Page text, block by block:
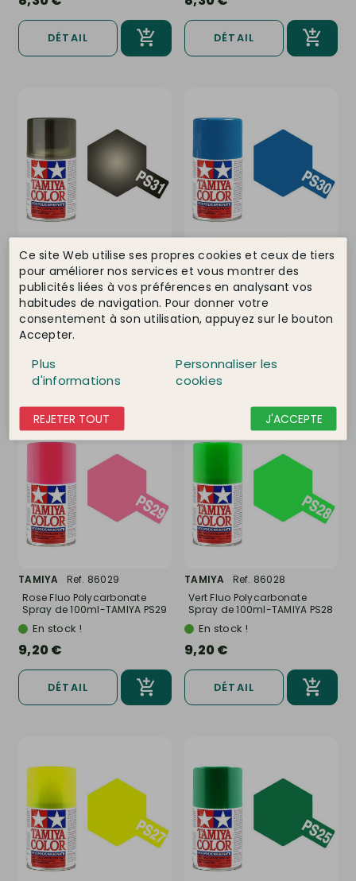
DÉTAIL DÉTAIL
TAMIYA Ref. 86031
Noir translucide "Fumée"
Polycarbonate Spray de...
En stock !
8,30 €
DÉTAIL
TAMIYA Ref. 86030
Bleu Brillant Polycarbonate
Spray de 100ml-TAMIYA PS30
En stock !
8,30 €
DÉTAIL
TAMIYA
Ref. 86029
Rose Fluo Polycarbonate
Spray de 100ml-TAMIYA PS29
En stock !
9,20 €
DÉTAIL
TAMIYA
Ref. 86028
Vert Fluo Polycarbonate
Spray de 100ml-TAMIYA PS28
En stock !
9,20 €
DÉTAIL
Ce site Web utilise ses propres cookies et ceux de tiers
pour améliorer nos services et vous montrer des
publicités liées à vos préférences en analysant vos
habitudes de navigation. Pour donner votre
consentement à son utilisation, appuyez sur le bouton
Accepter.
Plus
d'informations
Personnaliser les
cookies
REJETER TOUT J'ACCEPTE